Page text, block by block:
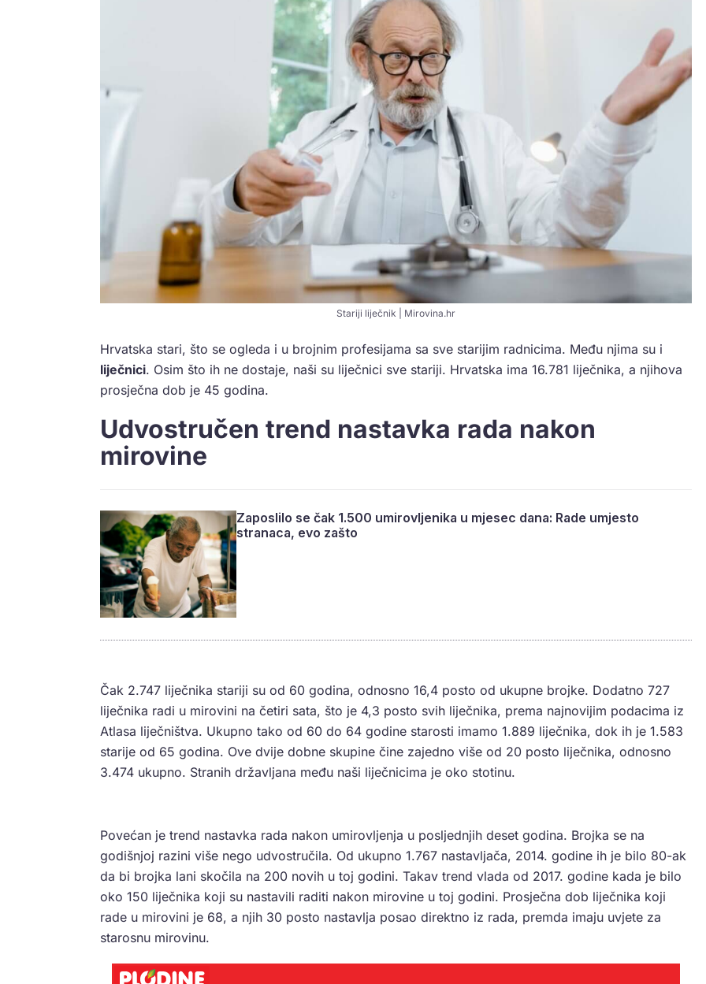
Stariji liječnik | Mirovina.hr
Hrvatska stari, što se ogleda i u brojnim profesijama sa sve starijim radnicima. Među njima su i
liječnici. Osim što ih ne dostaje, naši su liječnici sve stariji. Hrvatska ima 16.781 liječnika, a njihova
prosječna dob je 45 godina.
Udvostručen trend nastavka rada nakon
mirovine
Zaposlilo se čak 1.500 umirovljenika u mjesec dana: Rade umjesto
stranaca, evo zašto
Čak 2.747 liječnika stariji su od 60 godina, odnosno 16,4 posto od ukupne brojke. Dodatno 727
liječnika radi u mirovini na četiri sata, što je 4,3 posto svih liječnika, prema najnovijim podacima iz
Atlasa liječništva. Ukupno tako od 60 do 64 godine starosti imamo 1.889 liječnika, dok ih je 1.583
starije od 65 godina. Ove dvije dobne skupine čine zajedno više od 20 posto liječnika, odnosno
3.474 ukupno. Stranih državljana među naši liječnicima je oko stotinu.
Povećan je trend nastavka rada nakon umirovljenja u posljednjih deset godina. Brojka se na
godišnjoj razini više nego udvostručila. Od ukupno 1.767 nastavljača, 2014. godine ih je bilo 80-ak
da bi brojka lani skočila na 200 novih u toj godini. Takav trend vlada od 2017. godine kada je bilo
oko 150 liječnika koji su nastavili raditi nakon mirovine u toj godini. Prosječna dob liječnika koji
rade u mirovini je 68, a njih 30 posto nastavlja posao direktno iz rada, premda imaju uvjete za
starosnu mirovinu.